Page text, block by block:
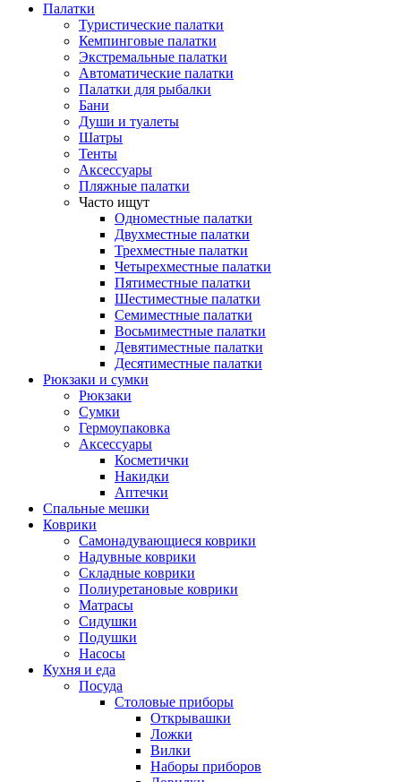
Палатки
Туристические палатки
Кемпинговые палатки
Экстремальные палатки
Автоматические палатки
Палатки для рыбалки
Бани
Души и туалеты
Шатры
Тенты
Аксессуары
Пляжные палатки
Часто ищут
Одноместные палатки
Двухместные палатки
Трехместные палатки
Четырехместные палатки
Пятиместные палатки
Шестиместные палатки
Семиместные палатки
Восьмиместные палатки
Девятиместные палатки
Десятиместные палатки
Рюкзаки и сумки
Рюкзаки
Сумки
Гермоупаковка
Аксессуары
Косметички
Накидки
Аптечки
Спальные мешки
Коврики
Самонадувающиеся коврики
Надувные коврики
Складные коврики
Полиуретановые коврики
Матрасы
Сидушки
Подушки
Насосы
Кухня и еда
Посуда
Столовые приборы
Открывашки
Ложки
Вилки
Наборы приборов